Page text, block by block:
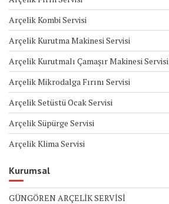
Arçelik Kombi Servisi
Arçelik Kurutma Makinesi Servisi
Arçelik Kurutmalı Çamaşır Makinesi Servisi
Arçelik Mikrodalga Fırını Servisi
Arçelik Setüstü Ocak Servisi
Arçelik Süpürge Servisi
Arçelik Klima Servisi
Kurumsal
GÜNGÖREN ARÇELİK SERVİSİ